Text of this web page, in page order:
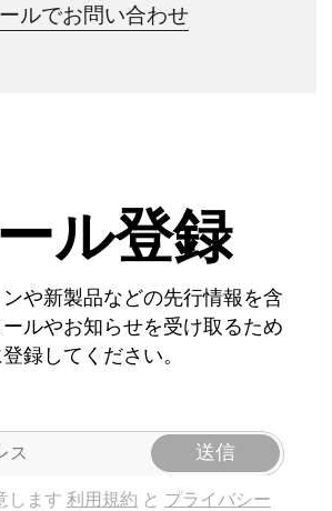
ルでお問い合わせ
ル登録
や新製品などの先行情報を含
ルやお知らせを受け取るため
録してください。
送信
します 利用規約 と プライバシー